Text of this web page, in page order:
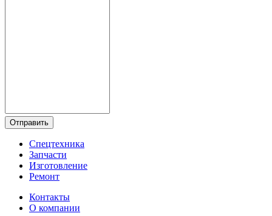
Отправить
Спецтехника
Запчасти
Изготовление
Ремонт
Контакты
О компании